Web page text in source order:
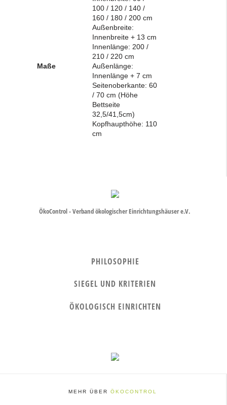
Maße
100 / 120 / 140 /
160 / 180 / 200 cm
Außenbreite:
Innenbreite + 13 cm
Innenlänge: 200 /
210 / 220 cm
Außenlänge:
Innenlänge + 7 cm
Seitenoberkante: 60
/ 70 cm (Höhe
Bettseite
32,5/41,5cm)
Kopfhaupthöhe: 110
cm
ÖkoControl - Verband ökologischer Einrichtungshäuser e.V.
PHILOSOPHIE
SIEGEL UND KRITERIEN
ÖKOLOGISCH EINRICHTEN
MEHR ÜBERÖKOCONTROL